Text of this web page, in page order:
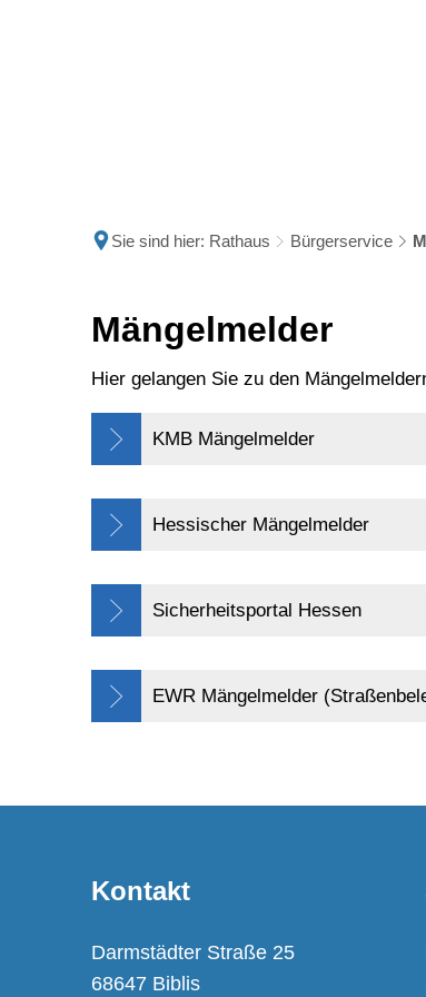
Sie sind hier: Rathaus Bürgerservice
Mängelmelder
Mängelmelder
Hier gelangen Sie zu den
KMB Mängelmelder
Hessischer Mängelmelder
Sicherheitsportal Hessen
EWR Mängelmelder
Kontakt
Darmstädter Straße 25
68647 Biblis